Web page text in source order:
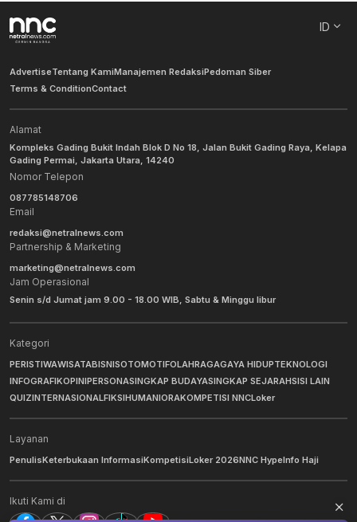
ID
AdvertiseTentang KamiManajemen RedaksiPedoman Siber
Terms & ConditionContact
Alamat
Kompleks Gading Bukit Indah Blok D No 18, Jalan Bukit Gading Raya, Kelapa
Gading Permai, Jakarta Utara, 14240
Nomor Telepon
087785148706
Email
redaksi@netralnews.com
Partnership & Marketing
marketing@netralnews.com
Jam Operasional
Senin s/d Jumat jam 9.00 - 18.00 WIB, Sabtu & Minggu libur
Kategori
PERISTIWAWISATABISNISOTOMOTIFOLAHRAGAGAYA HIDUPTEKNOLOGI
INFOGRAFIKOPINIPERSONASINGKAP BUDAYASINGKAP SEJARAHSISI LAIN
QUIZINTERNASIONALFIKSIHUMANIORAKOMPETISI NNCLoker
Layanan
PenulisKeterbukaan InformasiKompetisiLoker 2026NNC HypeInfo Haji
Ikuti Kami di